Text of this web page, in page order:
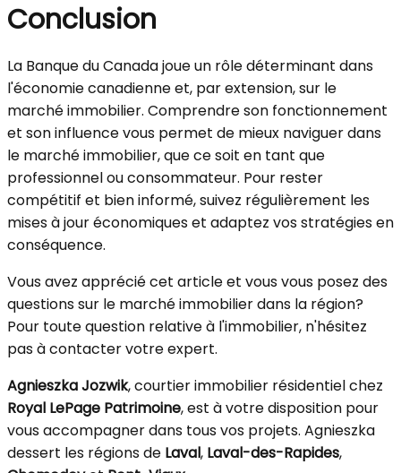
Conclusion
La Banque du Canada joue un rôle déterminant dans
l'économie canadienne et, par extension, sur le
marché immobilier. Comprendre son fonctionnement
et son influence vous permet de mieux naviguer dans
le marché immobilier, que ce soit en tant que
professionnel ou consommateur. Pour rester
compétitif et bien informé, suivez régulièrement les
mises à jour économiques et adaptez vos stratégies en
conséquence.
Vous avez apprécié cet article et vous vous posez des
questions sur le marché immobilier dans la région?
Pour toute question relative à l'immobilier, n'hésitez
pas à contacter votre expert.
Agnieszka Jozwik, courtier immobilier résidentiel chez
Royal LePage Patrimoine, est à votre disposition pour
vous accompagner dans tous vos projets. Agnieszka
dessert les régions de Laval, Laval-des-Rapides,